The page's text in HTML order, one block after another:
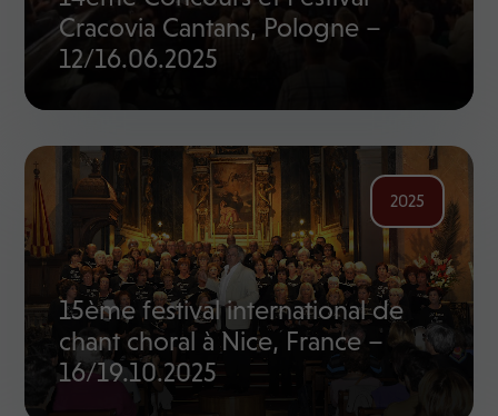
Cracovia Cantans, Pologne –
12/16.06.2025
2025
15ème festival international de
chant choral à Nice, France –
16/19.10.2025